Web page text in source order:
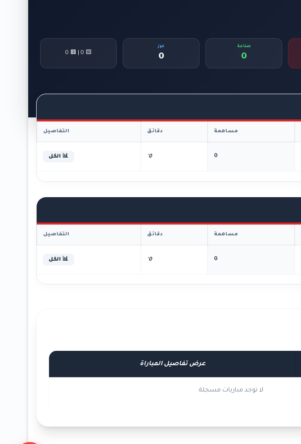
صناعة
0
فوز
0
🟨 0 | 🟥 0
مساهمة دقائق التفاصيل
0
0' 📊 الكل
مساهمة دقائق التفاصيل
0
0' 📊 الكل
عرض تفاصيل المباراة
لا توجد مباريات مسجلة